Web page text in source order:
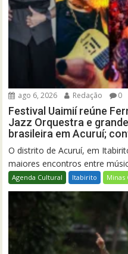
ago 6, 2026 Redação 0
Festival Uaimií reúne
Jazz Orquestra e
brasileira em Acuruí;
O distrito de Acuruí, em
maiores encontros entre
Agenda Cultural Itabirito Minas